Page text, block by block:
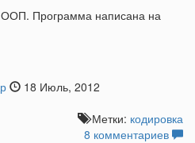
Программа написана на
18 Июль, 2012
Метки: кодировка
8 комментариев